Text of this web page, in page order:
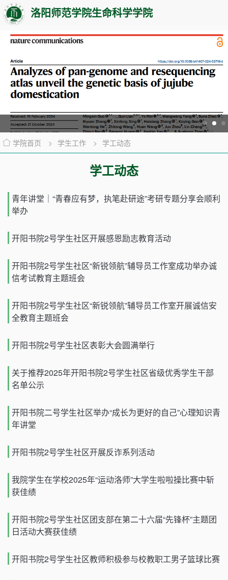
洛阳师范学院生命科学学院
学院首页 > 学生工作 > 学工动态
学工动态
青年讲堂｜“青春应有梦，执笔赴研途”考研专题分享会顺利
举办
开阳书院2号学生社区开展感恩励志教育活动
开阳书院2号学生社区“新锐领航”辅导员工作室成功举办诚
信考试教育主题班会
开阳书院2号学生社区“新锐领航”辅导员工作室开展诚信安
全教育主题班会
开阳书院2号学生社区表彰大会圆满举行
关于推荐2025年开阳书院2号学生社区省级优秀学生干部
名单公示
开阳书院二号学生社区举办“成长为更好的自己”心理知识青
年讲堂
开阳书院2号学生社区开展反诈系列活动
我院学生在学校2025年“运动洛师”大学生啦啦操比赛中斩
获佳绩
开阳书院2号学生社区团支部在第二十六届“先锋杯”主题团
日活动大赛获佳绩
开阳书院2号学生社区教师积极参与校教职工男子篮球比赛